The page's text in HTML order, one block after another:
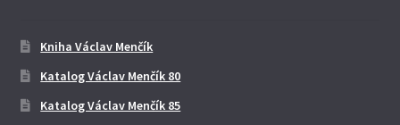
Kniha Václav Menčík
Katalog Václav Menčík 80
Katalog Václav Menčík 85